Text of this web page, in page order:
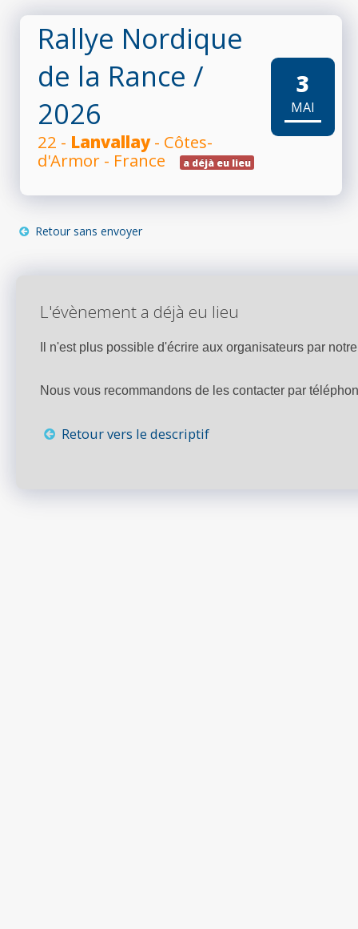
Rallye Nordique
de la Rance /
2026
22 - Lanvallay- Côtes-
d'Armor - France
a déjà eu lieu
3
MAI
Retour sans envoyer
L'évènement a déjà eu lieu
Il n'est plus possible d'écrire aux organisateurs par
Nous vous recommandons de les contacter par
Retour vers le descriptif